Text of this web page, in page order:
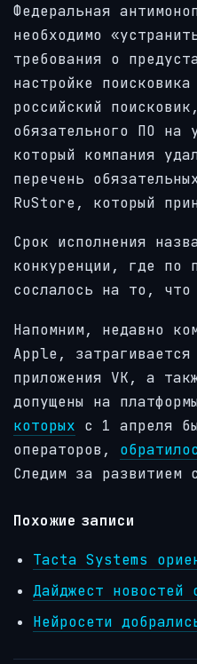
Федеральная
необходимо
требования о
настройке
российский
обязательного ПО
который компания
перечень
RuStore, который
Срок исполнения
конкуренции, где по
сослалось на то,
Напомним, недавно
Apple,
приложения VK, а
допущены на
которых с 1 апреля
операторов,
Следим за развитием
Похожие записи
Tacta Systems
Дайджест новостей
Нейросети